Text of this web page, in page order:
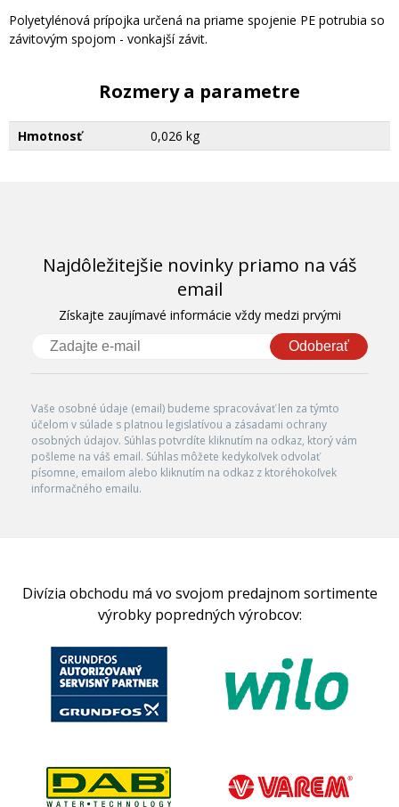
Polyetylénová prípojka určená na priame spojenie PE potrubia so
závitovým spojom - vonkajší závit.
Rozmery a parametre
Hmotnosť 0,026 kg
Najdôležitejšie novinky priamo na váš
email
Získajte zaujímavé informácie vždy medzi prvými
Odoberať
Vaše osobné údaje (email) budeme spracovávať len za týmto
účelom v súlade s platnou legislatívou a zásadami ochrany
osobných údajov. Súhlas potvrdíte kliknutím na odkaz, ktorý vám
pošleme na váš email. Súhlas môžete kedykoľvek odvolať
písomne, emailom alebo kliknutím na odkaz z ktoréhokoľvek
informačného emailu.
Divízia obchodu má vo svojom predajnom sortimente
výrobky popredných výrobcov: